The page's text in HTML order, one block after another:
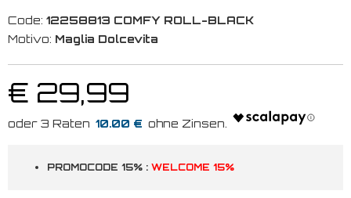
Code: 12258813 COMFY ROLL-BLACK
Motivo: Maglia Dolcevita
€ 29,99
10.00 €
PROMOCODE 15% : WELCOME 15%